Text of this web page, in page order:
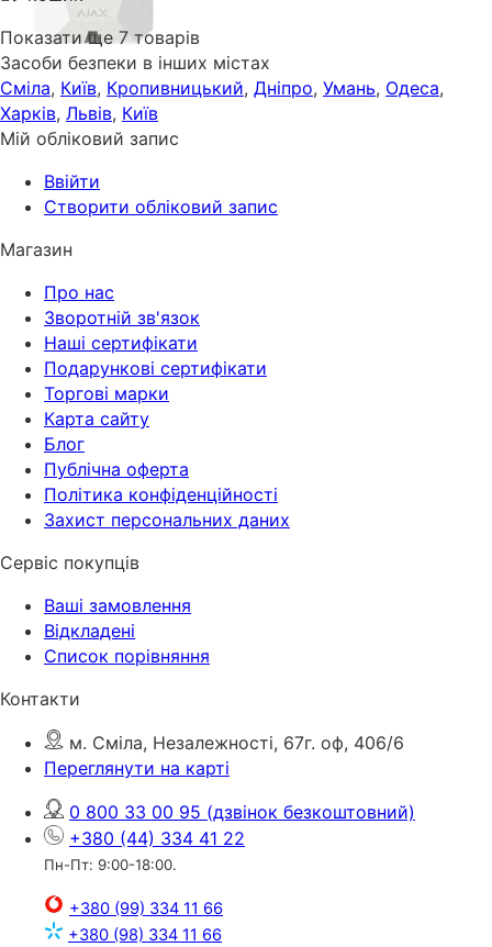
Показати ще 7 товарів
Засоби безпеки в інших містах
Сміла, Київ, Кропивницький, Дніпро, Умань, Одеса,
Харків, Львів, Київ
Мій обліковий запис
Ввійти
Створити обліковий запис
Магазин
Про нас
Зворотній зв'язок
Наші сертифікати
Подарункові сертифікати
Торгові марки
Карта сайту
Блог
Публічна оферта
Політика конфіденційності
Захист персональних даних
Сервіс покупців
Ваші замовлення
Відкладені
Список порівняння
Контакти
м. Сміла, Незалежності, 67г. оф, 406/6
Переглянути на карті
0 800 33 00 95 (дзвінок безкоштовний)
+380 (44) 334 41 22
Пн-Пт: 9:00-18:00.
+380 (99) 334 11 66
+380 (98) 334 11 66